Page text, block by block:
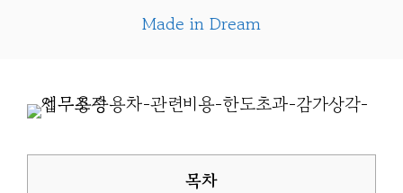
Made in Dream
목차